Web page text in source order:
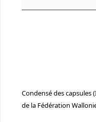
Condensé des capsules
de la Fédération